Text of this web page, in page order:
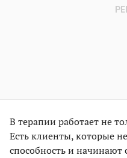
В терапии работает не
Есть клиенты, которые
способность и начинают